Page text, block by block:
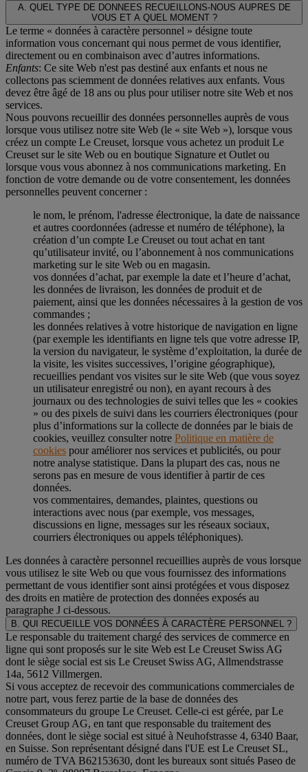
A. QUEL TYPE DE DONNEES RECUEILLONS-NOUS AUPRES DE
VOUS ET A QUEL MOMENT ?
Le terme « données à caractère personnel » désigne toute
information vous concernant qui nous permet de vous identifier,
directement ou en combinaison avec d’autres informations.
Enfants: Ce site Web n'est pas destiné aux enfants et nous ne
collectons pas sciemment de données relatives aux enfants. Vous
devez être âgé de 18 ans ou plus pour utiliser notre site Web et nos
services.
Nous pouvons recueillir des données personnelles auprès de vous
lorsque vous utilisez notre site Web (le « site Web »), lorsque vous
créez un compte Le Creuset, lorsque vous achetez un produit Le
Creuset sur le site Web ou en boutique Signature et Outlet ou
lorsque vous vous abonnez à nos communications marketing. En
fonction de votre demande ou de votre consentement, les données
personnelles peuvent concerner :
le nom, le prénom, l'adresse électronique, la date de naissance
et autres coordonnées (adresse et numéro de téléphone), la
création d’un compte Le Creuset ou tout achat en tant
qu’utilisateur invité, ou l’abonnement à nos communications
marketing sur le site Web ou en magasin.
vos données d’achat, par exemple la date et l’heure d’achat,
les données de livraison, les données de produit et de
paiement, ainsi que les données nécessaires à la gestion de vos
commandes ;
les données relatives à votre historique de navigation en ligne
(par exemple les identifiants en ligne tels que votre adresse IP,
la version du navigateur, le système d’exploitation, la durée de
la visite, les visites successives, l’origine géographique),
recueillies pendant vos visites sur le site Web (que vous soyez
un utilisateur enregistré ou non), en ayant recours à des
journaux ou des technologies de suivi telles que les « cookies
» ou des pixels de suivi dans les courriers électroniques (pour
plus d’informations sur la collecte de données par le biais de
cookies, veuillez consulter notre Politique en matière de
cookies pour améliorer nos services et publicités, ou pour
notre analyse statistique. Dans la plupart des cas, nous ne
serons pas en mesure de vous identifier à partir de ces
données.
vos commentaires, demandes, plaintes, questions ou
interactions avec nous (par exemple, vos messages,
discussions en ligne, messages sur les réseaux sociaux,
courriers électroniques ou appels téléphoniques).
Les données à caractère personnel recueillies auprès de vous lorsque
vous utilisez le site Web ou que vous fournissez des informations
permettant de vous identifier sont ainsi protégées et vous disposez
des droits en matière de protection des données exposés au
paragraphe J ci-dessous.
B. QUI RECUEILLE VOS DONNÉES À CARACTÈRE PERSONNEL ?
Le responsable du traitement chargé des services de commerce en
ligne qui sont proposés sur le site Web est Le Creuset Swiss AG
dont le siège social est sis Le Creuset Swiss AG, Allmendstrasse
14a, 5612 Villmergen.
Si vous acceptez de recevoir des communications commerciales de
notre part, vous ferez partie de la base de données des
consommateurs du groupe Le Creuset. Celle-ci est gérée, par Le
Creuset Group AG, en tant que responsable du traitement des
données, dont le siège social est situé à Neuhofstrasse 4, 6340 Baar,
en Suisse. Son représentant désigné dans l'UE est Le Creuset SL,
numéro de TVA B62153630, dont les bureaux sont situés Paseo de